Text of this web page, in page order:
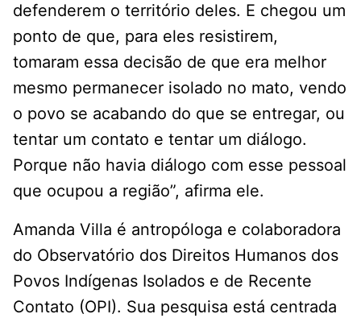
defenderem o território deles. E chegou um
ponto de que, para eles resistirem,
tomaram essa decisão de que era melhor
mesmo permanecer isolado no mato, vendo
o povo se acabando do que se entregar, ou
tentar um contato e tentar um diálogo.
Porque não havia diálogo com esse pessoal
que ocupou a região”, afirma ele.
Amanda Villa é antropóloga e colaboradora
do Observatório dos Direitos Humanos dos
Povos Indígenas Isolados e de Recente
Contato (OPI). Sua pesquisa está centrada